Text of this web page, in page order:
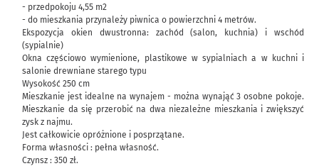
- przedpokoju 4,55 m2
- do mieszkania przynależy piwnica o powierzchni 4 metrów.
Ekspozycja okien dwustronna: zachód (salon, kuchnia) i wschód
(sypialnie)
Okna częściowo wymienione, plastikowe w sypialniach a w kuchni i
salonie drewniane starego typu
Wysokość 250 cm
Mieszkanie jest idealne na wynajem - można wynająć 3 osobne pokoje.
Mieszkanie da się przerobić na dwa niezależne mieszkania i zwiększyć
zysk z najmu.
Jest całkowicie opróżnione i posprzątane.
Forma własności : pełna własność.
Czynsz : 350 zł.